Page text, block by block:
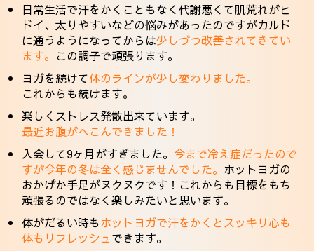
日常生活で汗をかくこともなく代謝悪くて肌荒れがヒ
ドイ、太りやすいなどの悩みがあったのですがカルド
に通うようになってからは少しづつ改善されてきてい
ます。 この調子で頑張ります。
ヨガを続けて体のラインが少し変わりました。
これからも続けます。
楽しくストレス発散出来ています。
最近お腹がへこんできました！
入会して9ヶ月がすぎました。 今まで冷え症だったので
すが今年の冬は全く感じませんでした。 ホットヨガの
おかげか手足がヌクヌクです！これからも目標をもち
頑張るのではなく楽しみたいと思います。
体がだるい時もホットヨガで汗をかくとスッキリ心も
体もリフレッシュできます。